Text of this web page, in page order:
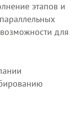
этапов и
для